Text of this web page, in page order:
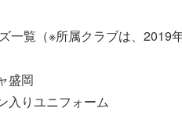
一覧（※所属クラブは、2019
盛岡
入りユニフォーム